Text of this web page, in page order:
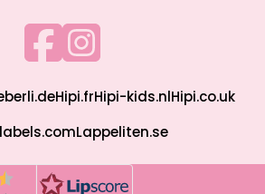
Hipi.frHipi-kids.nlHipi.co.uk
Lappeliten.se